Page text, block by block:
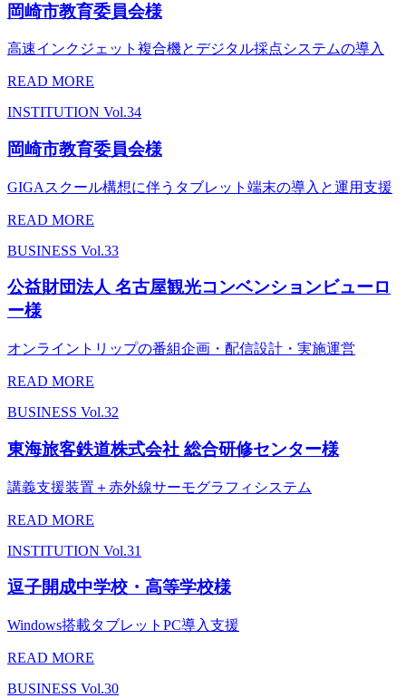
岡崎市教育委員会様
高速インクジェット複合機とデジタル採点システムの導入
READ MORE
INSTITUTION Vol.34
岡崎市教育委員会様
GIGAスクール構想に伴うタブレット端末の導入と運用支援
READ MORE
BUSINESS Vol.33
公益財団法人 名古屋観光コンベンションビューロ
ー様
オンライントリップの番組企画・配信設計・実施運営
READ MORE
BUSINESS Vol.32
東海旅客鉄道株式会社 総合研修センター様
講義支援装置＋赤外線サーモグラフィシステム
READ MORE
INSTITUTION Vol.31
逗子開成中学校・高等学校様
Windows搭載タブレットPC導入支援
READ MORE
BUSINESS Vol.30